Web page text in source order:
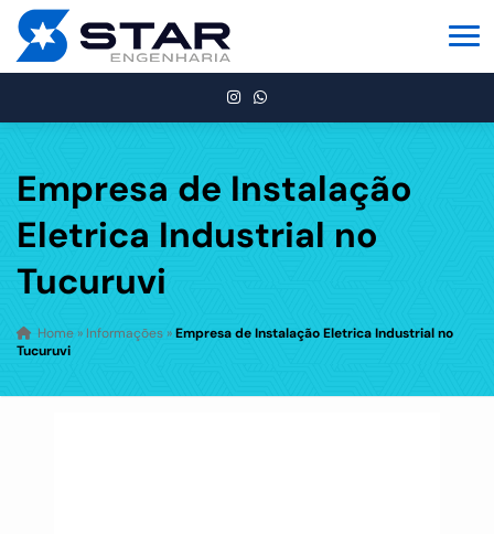
Empresa de Instalação
Eletrica Industrial no
Tucuruvi
Home » Informações »Empresa de Instalação Eletrica Industrial no
Tucuruvi